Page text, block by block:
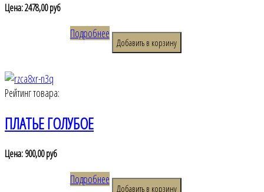
Цена:2478,00 руб
Подробнее
Рейтинг товара:
ПЛАТЬЕ ГОЛУБОЕ
Цена:900,00 руб
Подробнее